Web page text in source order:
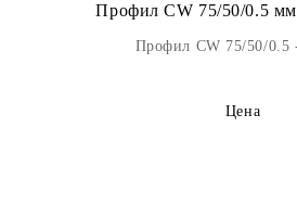
Профил CW 75/50/0.5
Профил CW 75/50/0.5
Цена